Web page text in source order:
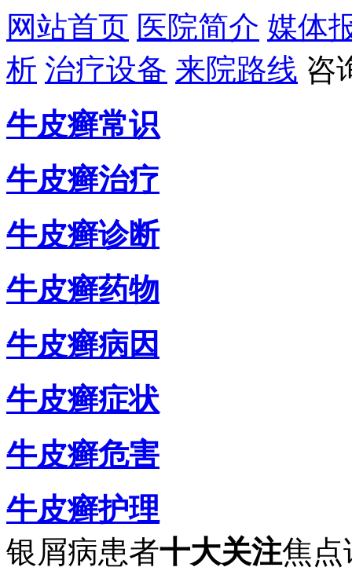
网站首页 医院简介 媒体
析 治疗设备 来院路线 咨
牛皮癣常识
牛皮癣治疗
牛皮癣诊断
牛皮癣药物
牛皮癣病因
牛皮癣症状
牛皮癣危害
牛皮癣护理
银屑病患者十大关注焦点